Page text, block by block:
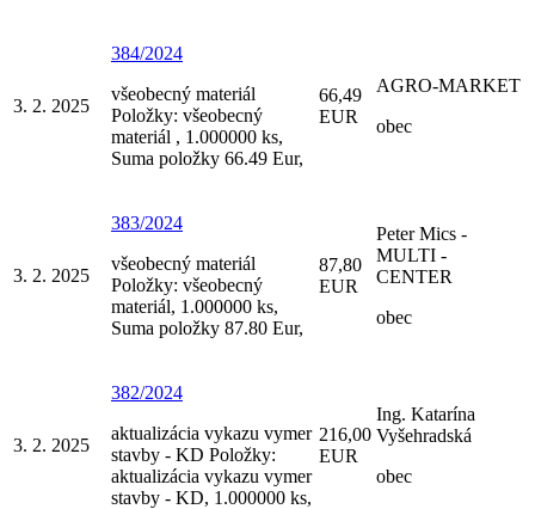
3. 2. 2025
384/2024
všeobecný materiál
Položky: všeobecný
materiál , 1.000000 ks,
Suma položky 66.49 Eur,
66,49
EUR
AGRO-MARKET
obec
3. 2. 2025
383/2024
všeobecný materiál
Položky: všeobecný
materiál, 1.000000 ks,
Suma položky 87.80 Eur,
87,80
EUR
Peter Mics -
MULTI -
CENTER
obec
3. 2. 2025
382/2024
aktualizácia vykazu vymer
stavby - KD Položky:
aktualizácia vykazu vymer
stavby - KD, 1.000000 ks,
216,00
EUR
Ing. Katarína
Vyšehradská
obec